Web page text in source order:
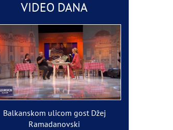
VIDEO DANA
Balkanskom ulicom gost Džej
Ramadanovski